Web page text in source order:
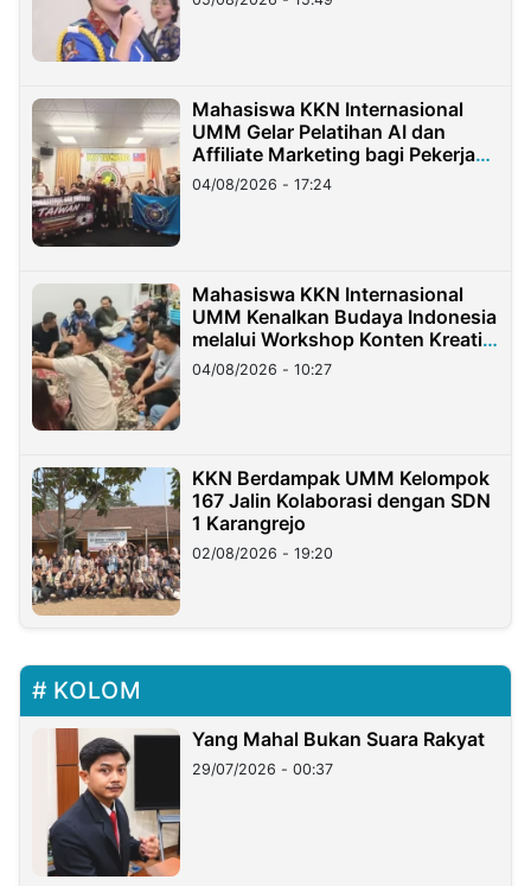
Mahasiswa KKN Internasional
UMM Gelar Pelatihan AI dan
Affiliate Marketing bagi Pekerja
Migran Indonesia di Taiwan
04/08/2026 - 17:24
Mahasiswa KKN Internasional
UMM Kenalkan Budaya Indonesia
melalui Workshop Konten Kreatif
di Taiwan
04/08/2026 - 10:27
KKN Berdampak UMM Kelompok
167 Jalin Kolaborasi dengan SDN
1 Karangrejo
02/08/2026 - 19:20
KOLOM
Yang Mahal Bukan Suara Rakyat
29/07/2026 - 00:37